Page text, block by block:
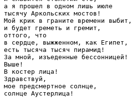
а я прошел в одном лишь июле
тысячу Аркольских мостов!
Мой крик в граните времени выбит,
и будет греметь и гремит,
оттого, что
в сердце, выжженном, как Египет,
есть тысяча тысяч пирамид!
За мной, изъеденные бессонницей!
Выше!
В костер лица!
Здравствуй,
мое предсмертное солнце,
солнце Аустерлица!